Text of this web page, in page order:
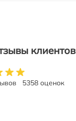
клиентов
5358 оценок